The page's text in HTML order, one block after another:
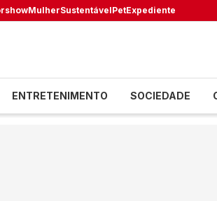
MulherSustentávelPetExpediente
ENTRETENIMENTO SOCIEDADE